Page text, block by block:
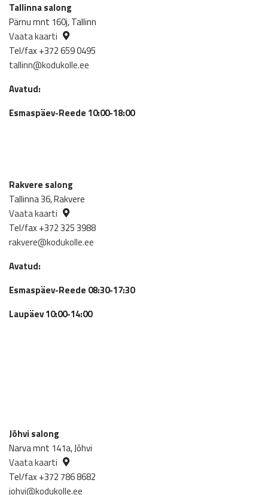
Tallinna salong
Pärnu mnt 160j, Tallinn
Vaata kaarti
Tel/fax +372 659 0495
tallinn@kodukolle.ee
Avatud:
Esmaspäev-Reede 10:00-18:00
Rakvere salong
Tallinna 36, Rakvere
Vaata kaarti
Tel/fax +372 325 3988
rakvere@kodukolle.ee
Avatud:
Esmaspäev-Reede 08:30-17:30
Laupäev 10:00-14:00
Jõhvi salong
Narva mnt 141a, Jõhvi
Vaata kaarti
Tel/fax +372 786 8682
johvi@kodukolle.ee